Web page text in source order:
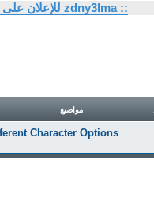
للإعلان على :: موقع زدنى علما zdny3lma ::
مواضيع
Character Options